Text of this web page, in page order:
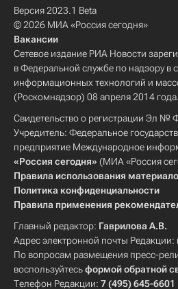
Версия 2023.1 Beta
© 2026 МИА «Россия сегодня»
Вакансии
Сетевое издание РИА Новости
в Федеральной службе по надзору в
информационных технологий и
(Роскомнадзор) 08 апреля 2014 года.
Свидетельство о регистрации Эл №
Учредитель: Федеральное
предприятие Международное
«Россия сегодня» (МИА «Россия
Правила использования
Политика конфиденциальности
Правила применения
Главный редактор: Гаврилова А.В.
Адрес электронной почты Редакции:
По вопросам размещения пресс-
воспользуйтесьформой обратной
Телефон Редакции: 7 (495) 645-6601